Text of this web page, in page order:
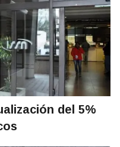
del 5%